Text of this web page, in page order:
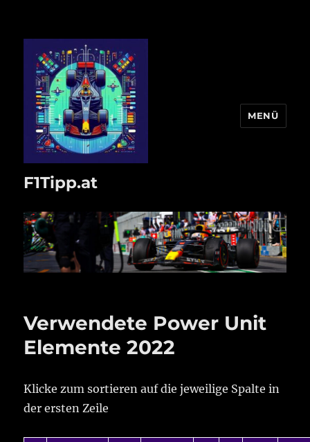
F1Tipp.at
MENÜ
Verwendete Power Unit
Elemente 2022
Klicke zum sortieren auf die jeweilige Spalte in
der ersten Zeile